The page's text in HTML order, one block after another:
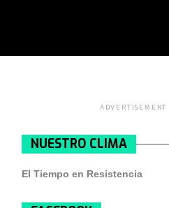
ADVERTISEMENT
NUESTRO CLIMA
El Tiempo en Resistencia